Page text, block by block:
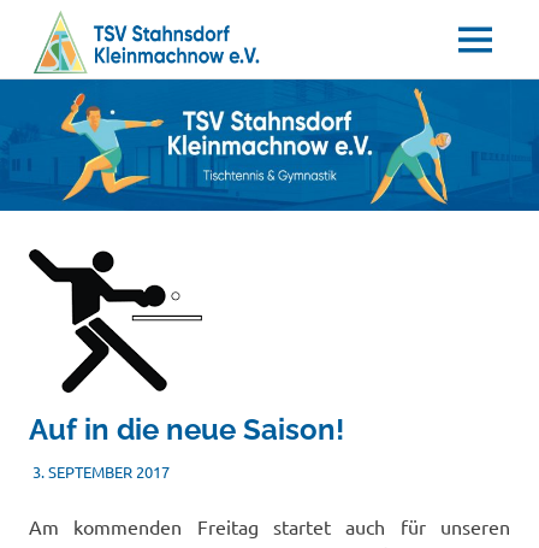
springen
TSV
Stahnsdorf
/
Kleinmachnow
e.V.
Tischtennis
Gymnastik
MENÜ
Auf in die neue Saison!
3. SEPTEMBER 2017TSVADMIN
SONSTIGES
Am kommenden Freitag startet auch für unseren